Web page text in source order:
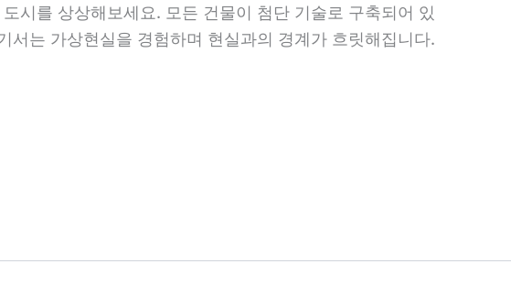
시를 상상해보세요. 모든 건물이 첨단 기술로 구축되어 있
서는 가상현실을 경험하며 현실과의 경계가 흐릿해집니다.